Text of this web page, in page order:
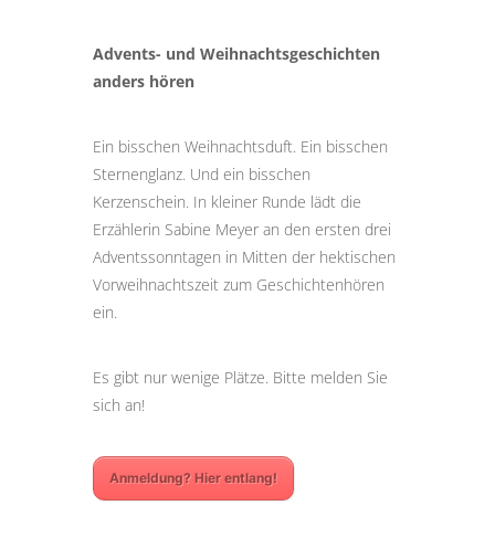
Advents- und Weihnachtsgeschichten
anders hören
Ein bisschen Weihnachtsduft. Ein bisschen
Sternenglanz. Und ein bisschen
Kerzenschein. In kleiner Runde lädt die
Erzählerin Sabine Meyer an den ersten drei
Adventssonntagen in Mitten der hektischen
Vorweihnachtszeit zum Geschichtenhören
ein.
Es gibt nur wenige Plätze. Bitte melden Sie
sich an!
Anmeldung? Hier entlang!